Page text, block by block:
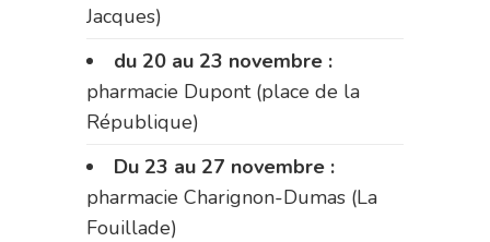
Jacques)
du 20 au 23 novembre :
pharmacie Dupont (place de la
République)
Du 23 au 27 novembre :
pharmacie Charignon-Dumas (La
Fouillade)